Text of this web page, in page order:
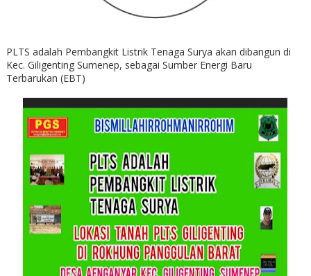
PLTS adalah Pembangkit Listrik Tenaga Surya akan dibangun di
Kec. Giligenting Sumenep, sebagai Sumber Energi Baru
Terbarukan (EBT)